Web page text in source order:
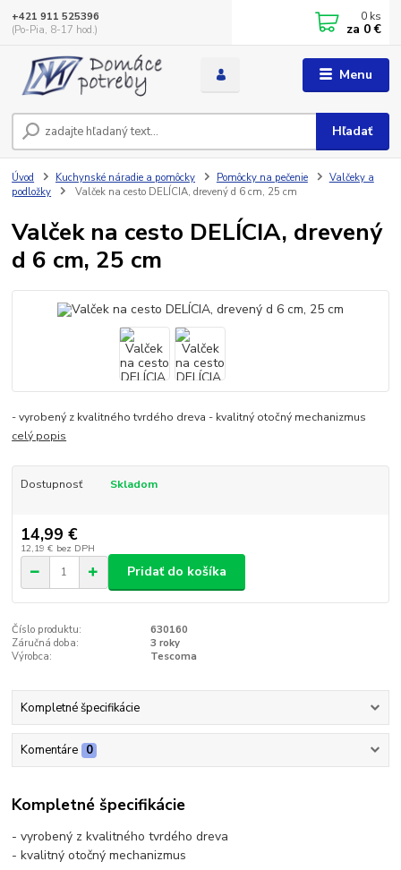
Menu
Hľadať
+421 911 525396
(Po-Pia, 8-17 hod.)
0 ks
za 0 €
Úvod Kuchynské náradie a pomôcky Pomôcky na pečenie
Valčeky a
podložky
Valček na cesto DELÍCIA, drevený d 6 cm, 25 cm
Valček na cesto DELÍCIA, drevený
d 6 cm, 25 cm
- vyrobený z kvalitného tvrdého dreva - kvalitný otočný mechanizmus
celý popis
Dostupnosť Skladom
14,99 €
12,19 € bez DPH
Pridať do košíka
Číslo produktu:
630160
Záručná doba:
3 roky
Výrobca:
Tescoma
Kompletné špecifikácie
Komentáre 0
Kompletné špecifikácie
- vyrobený z kvalitného tvrdého dreva
- kvalitný otočný mechanizmus